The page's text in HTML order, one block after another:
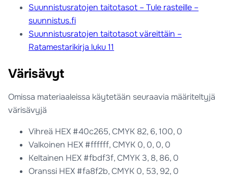
Suunnistusratojen taitotasot – Tule rasteille –
suunnistus.fi
Suunnistusratojen taitotasot väreittäin –
Ratamestarikirja luku 11
Värisävyt
Omissa materiaaleissa käytetään seuraavia määriteltyjä
värisävyjä
Vihreä HEX #40c265, CMYK 82, 6, 100, 0
Valkoinen HEX #ffffff, CMYK 0, 0, 0, 0
Keltainen HEX #fbdf3f, CMYK 3, 8, 86, 0
Oranssi HEX #fa8f2b, CMYK 0, 53, 92, 0